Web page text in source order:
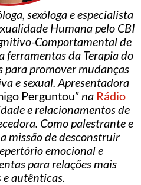
sexóloga e especialista
Humana pelo CBI
Comportamental de
da Terapia do
para promover mudanças
e sexual. Apresentadora
Perguntou”na Rádio
e relacionamentos de
Como palestrante e
missão de desconstruir
emocional e
para relações mais
e autênticas.